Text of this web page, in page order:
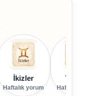
İkizler
Haftalık yorum Haftalık